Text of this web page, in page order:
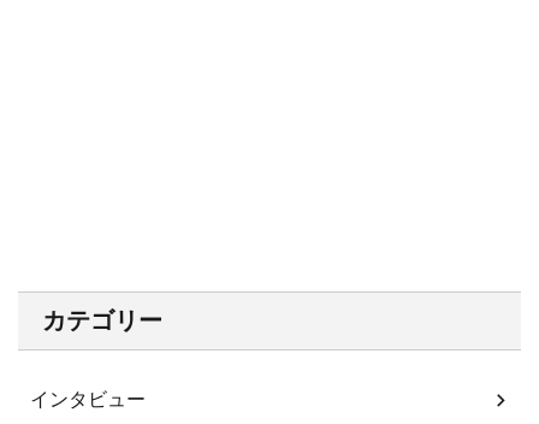
カテゴリー
インタビュー